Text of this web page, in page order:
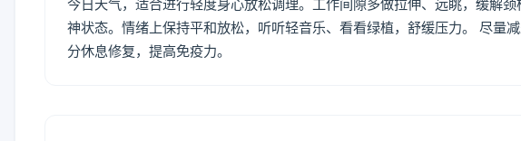
今日天气，适合进行轻度身心放松调理。工作间隙多做拉伸、远眺，缓解
神状态。情绪上保持平和放松，听听轻音乐、看看绿植，舒缓压力。 尽量
分休息修复，提高免疫力。